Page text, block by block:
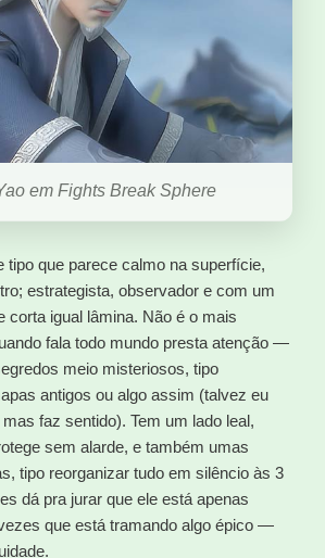
em Fights Break Sphere
tipo que parece calmo na superfície,
estrategista, observador e com um
corta igual lâmina. Não é o mais
fala todo mundo presta atenção —
meio misteriosos, tipo
antigos ou algo assim (talvez eu
faz sentido). Tem um lado leal,
sem alarde, e também umas
tipo reorganizar tudo em silêncio às 3
dá pra jurar que ele está apenas
que está tramando algo épico —